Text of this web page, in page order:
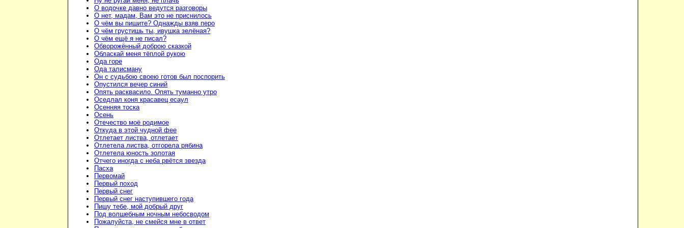
О водочке давно ведутся разговоры
О нет, мадам, Вам это не приснилось
О чём вы пишите? Однажды взяв перо
О чём грустишь ты, ивушка зелёная?
О чём ещё я не писал?
Обворожённый доброю сказкой
Обласкай меня тёплой рукою
Ода горе
Ода талисману
Он с судьбою своею готов был поспорить
Опустился вечер синий
Опять расквасило. Опять туманно утро
Оседлал коня красавец есаул
Осенняя тоска
Осень
Отечество моё родимое
Откуда в этой чудной фее
Отлетает листва, отлетает
Отлетела листва, отгорела рябина
Отлетела юность золотая
Отчего иногда с неба рвётся звезда
Пасха
Первомай
Первый поход
Первый снег
Первый снег наступившего года
Пишу тебе, мой добрый друг
Под волшебным ночным небосводом
Пожалуйста, не смейся мне в ответ